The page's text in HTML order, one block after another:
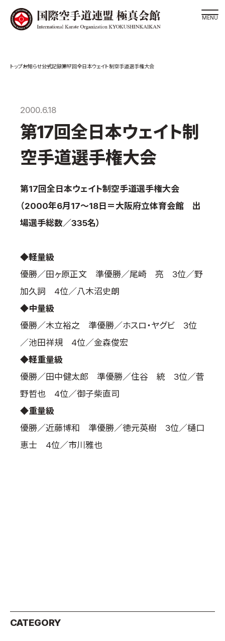
大山倍達総裁 紹介
松井章奎館長 紹介
極真の歴史
極真会館の概要
役員紹介
各委員会紹介
本部からのお知らせ
支部からのお知らせ
公式記録
試合規則
青少年部・保護者の方へ
一般の部・壮年部の方
お知らせ公式記録第17回全日本ウェイト制空手道選手権大会
2000.6.18
第17回全日本ウェイト制
空手道選手権大会
第17回全日本ウェイト制空手道選手権大会
（2000年6月17～18日＝大阪府立体育会館 出
場選手総数／335名）
◆軽量級
優勝／田ヶ原正文 準優勝／尾崎 亮 3位／野
加久詞 4位／八木沼史朗
◆中量級
優勝／木立裕之 準優勝／ホスロ・ヤグビ 3位
／池田祥規 4位／金森俊宏
◆軽重量級
優勝／田中健太郎 準優勝／住谷 統 3位／菅
野哲也 4位／御子柴直司
◆重量級
優勝／近藤博和 準優勝／徳元英樹 3位／樋口
恵士 4位／市川雅也
CATEGORY